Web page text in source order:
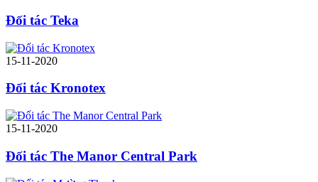
Đối tác Teka
15-11-2020
Đối tác Kronotex
15-11-2020
Đối tác The Manor Central Park